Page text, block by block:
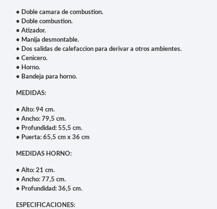
• Doble camara de combustion.
• Doble combustion.
• Atizador.
• Manija desmontable.
• Dos salidas de calefaccion para derivar a otros ambientes.
• Cenicero.
• Horno.
• Bandeja para horno.
MEDIDAS:
• Alto: 94 cm.
• Ancho: 79,5 cm.
• Profundidad: 55,5 cm.
• Puerta: 65,5 cm x 36 cm
MEDIDAS HORNO:
• Alto: 21 cm.
• Ancho: 77,5 cm.
• Profundidad: 36,5 cm.
ESPECIFICACIONES: